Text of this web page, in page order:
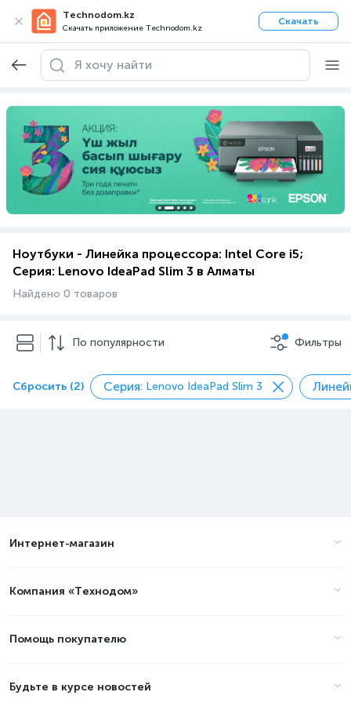
Technodom.kz
Скачать приложение Technodom.kz
Скачать
Ноутбуки - Линейка процессора: Intel Core i5;
Серия: Lenovo IdeaPad Slim 3 в Алматы
Найдено 0 товаров
По популярности Фильтры
Сбросить (2) Серия: Lenovo IdeaPad Slim 3
Интернет-магазин
Компания «Технодом»
Помощь покупателю
Будьте в курсе новостей